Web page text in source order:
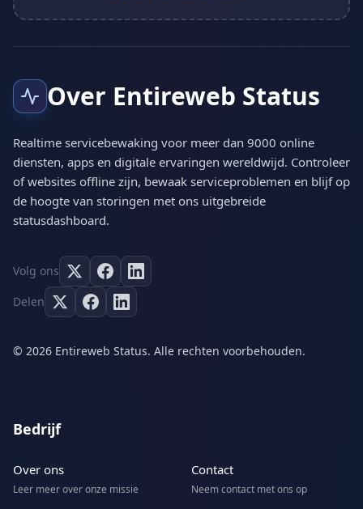
Over Entireweb Status
Realtime servicebewaking voor meer dan 9000 online
diensten, apps en digitale ervaringen wereldwijd. Controleer
of websites offline zijn, bewaak serviceproblemen en blijf op
de hoogte van storingen met ons uitgebreide
statusdashboard.
Volg ons
Delen
© 2026 Entireweb Status. Alle rechten voorbehouden.
Bedrijf
Over ons
Leer meer over onze missie
Contact
Neem contact met ons op